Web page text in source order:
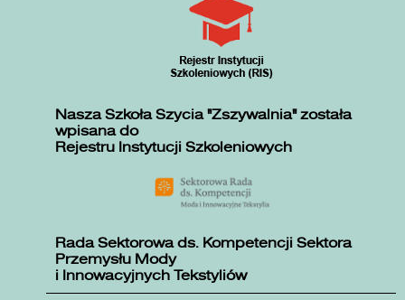
Nasza Szkoła Szycia "Zszywalnia" została
wpisana do
Rejestru Instytucji Szkoleniowych
Rada Sektorowa ds. Kompetencji Sektora
Przemysłu Mody
i Innowacyjnych Tekstyliów